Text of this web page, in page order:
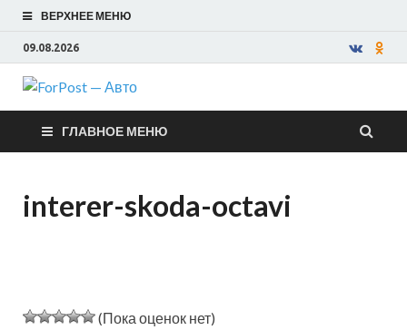
ВЕРХНЕЕ МЕНЮ
09.08.2026
ForPost —
Авто
ГЛАВНОЕ МЕНЮ
interer-skoda-octavi
(Пока оценок нет)